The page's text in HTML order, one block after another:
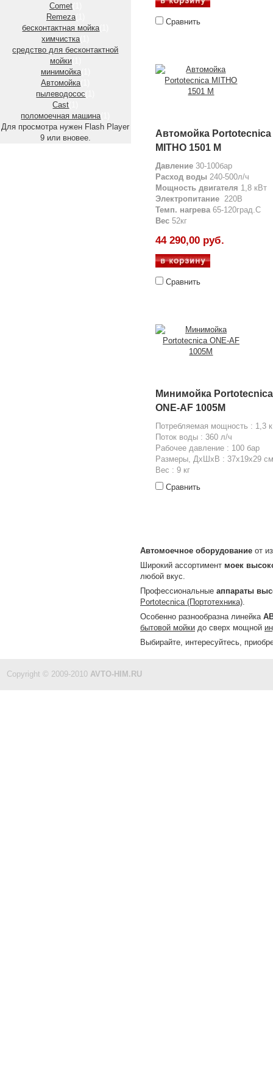
Comet
Remeza(1)
бесконтактная мойка(1)
химчистка(1)
средство для бесконтактной
мойки
минимойка(1)
Автомойка(1)
пылеводосос
Cast
поломоечная машина(1)
Для просмотра нужен Flash Player
9 или вновее.
Сравнить
Автомойка Portotecnica
MITHO 1501 M
Давление 30-100бар
Расход воды 240-500л/ч
Мощность двигателя 1,8 кВт
Электропитание 220В
Темп. нагрева65-120град.С
Вес 52кг
44 290,00 руб.
Сравнить
Минимойка Portotecnica
ONE-AF 1005M
Потребляемая мощность : 1,3
Поток воды : 360 л/ч
Рабочее давление : 100 бар
Размеры, ДхШхВ : 37x19x29 см
Вес : 9 кг
Сравнить
Автомоечное оборудование от
Широкий ассортимент моек
любой вкус.
Профессиональные аппараты
Portotecnica (Портотехника).
Особенно разнообразна линейка
бытовой мойки до сверх мощной
Выбирайте, интересуйтесь,
Copyright © 2009-2010 AVTO-HIM.RU